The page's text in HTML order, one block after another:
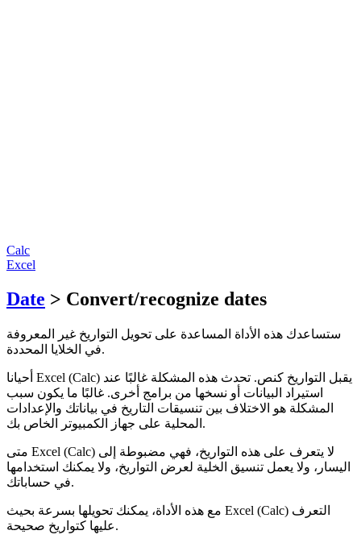
Calc
Excel
Date > Convert/recognize dates
ستساعدك هذه الأداة المساعدة على تحويل التواريخ غير المعروفة
في الخلايا المحددة.
أحيانا Excel (Calc) يقبل التواريخ كنص. تحدث هذه المشكلة غالبًا عند
استيراد البيانات أو نسخها من برامج أخرى. غالبًا ما يكون سبب
المشكلة هو الاختلاف بين تنسيقات التاريخ في بياناتك والإعدادات
المحلية على جهاز الكمبيوتر الخاص بك.
متى Excel (Calc) لا يتعرف على هذه التواريخ، فهي مضبوطة إلى
اليسار، ولا يعمل تنسيق الخلية لعرض التواريخ، ولا يمكنك استخدامها
في حساباتك.
مع هذه الأداة، يمكنك تحويلها بسرعة بحيث Excel (Calc) التعرف
عليها كتواريخ صحيحة.